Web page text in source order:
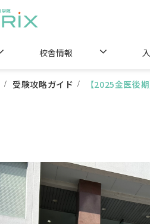
校舎情報
受験攻略ガイド 【2025金医後